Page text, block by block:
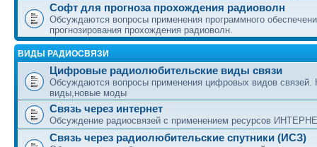
Софт для прогноза прохождения радиоволн
Обсуждаются вопросы применения программного
прогнозирования прохождения радиоволн.
ВИДЫ РАДИОСВЯЗИ
Цифровые радиолюбительские виды связи
Обсуждаются вопросы применения цифровых видов связей.
виды,новые моды
Связь через интернет
Обсуждение радиосвязей с применением ресурсов
Связь через радиолюбительские спутники (ИСЗ)